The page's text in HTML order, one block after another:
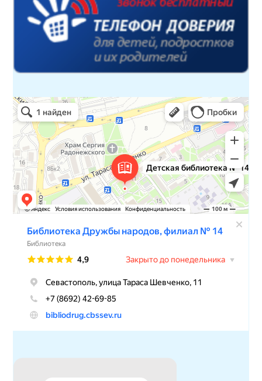
Детская библиотека № 14 Дружбы народов
Библиотека в Севастополе